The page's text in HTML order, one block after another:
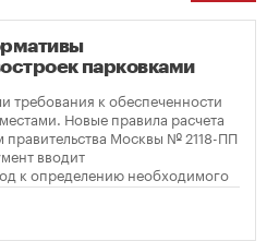
парковками
требования к обеспеченности
Новые правила расчета
правительства Москвы № 2118-ПП
вводит
к определению необходимого
от площади квартир и
для уже согласованных